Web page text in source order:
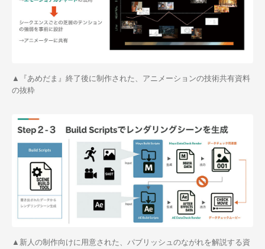
▲
『あめだま』終了後に制作された、アニメーションの技術共有資料
の抜粋
▲ 新人の制作向けに用意された、パブリッシュのながれを解説する資